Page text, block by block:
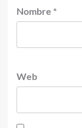
Nombre *
Web